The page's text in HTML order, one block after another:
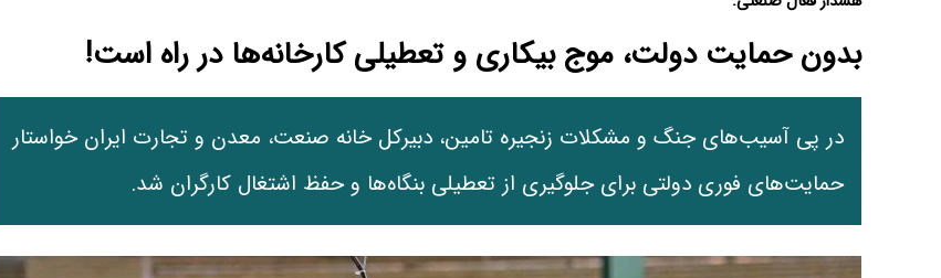
بدون حمایت دولت، موج بیکاری و تعطیلی کارخانه‌ها در راه است!
در پی آسیب‌های جنگ و مشکلات زنجیره تامین، دبیرکل خانه صنعت، معدن و تجارت ایران خواستار
حمایت‌های فوری دولتی برای جلوگیری از تعطیلی بنگاه‌ها و حفظ اشتغال کارگران شد.